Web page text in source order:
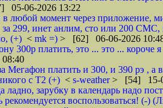
05-06-2026 13:22
любой момент через приложение,
299, инет анлим, сто или 200
(+) < mk =) > [62] 06-06-2026
300р платить, это ... это ...
Мегафон платить и 300, и 390 рэ ,
с Т2 (+) < s-weather> [54] 15-
ладно, зарубку в календарь надо
рекомендуется воспользоваться! (-)